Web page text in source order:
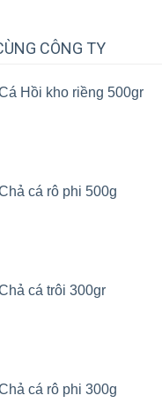
CÔNG TY
Hồi kho riềng 500gr
cá rô phi 500g
cá trôi 300gr
cá rô phi 300g